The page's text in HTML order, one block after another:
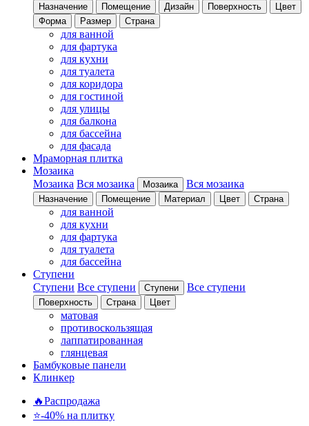
Назначение Помещение Дизайн Поверхность
Цвет
Форма
Размер Страна
для ванной
для фартука
для кухни
для туалета
для коридора
для гостиной
для улицы
для балкона
для бассейна
для фасада
Мраморная плитка
Мозаика
Мозаика Вся мозаика Мозаика Вся мозаика
Назначение Помещение Материал Цвет Страна
для ванной
для кухни
для фартука
для туалета
для бассейна
Ступени
Ступени Все ступени Ступени Все ступени
Поверхность Страна Цвет
матовая
противоскользящая
лаппатированная
глянцевая
Бамбуковые панели
Клинкер
🔥Распродажа
⭐-40% на плитку